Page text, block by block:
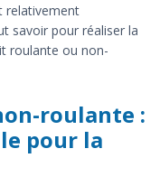
relativement
savoir pour réaliser la
roulante ou non-
roulante :
pour la